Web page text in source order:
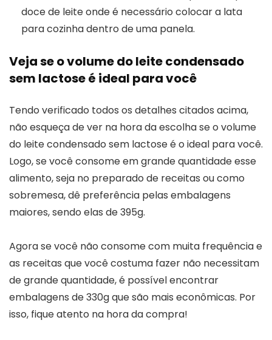
doce de leite onde é necessário colocar a lata
para cozinha dentro de uma panela.
Veja se o volume do leite condensado
sem lactose é ideal para você
Tendo verificado todos os detalhes citados acima,
não esqueça de ver na hora da escolha se o volume
do leite condensado sem lactose é o ideal para você.
Logo, se você consome em grande quantidade esse
alimento, seja no preparado de receitas ou como
sobremesa, dê preferência pelas embalagens
maiores, sendo elas de 395g.
Agora se você não consome com muita frequência e
as receitas que você costuma fazer não necessitam
de grande quantidade, é possível encontrar
embalagens de 330g que são mais econômicas. Por
isso, fique atento na hora da compra!